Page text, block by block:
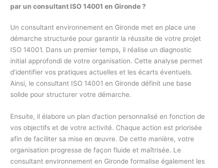
par un consultant ISO 14001 en Gironde ?
Un consultant environnement en Gironde met en place une
démarche structurée pour garantir la réussite de votre projet
ISO 14001. Dans un premier temps, il réalise un diagnostic
initial approfondi de votre organisation. Cette analyse permet
d’identifier vos pratiques actuelles et les écarts éventuels.
Ainsi, le consultant ISO 14001 en Gironde définit une base
solide pour structurer votre démarche.
Ensuite, il élabore un plan d’action personnalisé en fonction de
vos objectifs et de votre activité. Chaque action est priorisée
afin de faciliter sa mise en œuvre. De cette manière, votre
organisation progresse de façon fluide et maîtrisée. Le
consultant environnement en Gironde formalise également les